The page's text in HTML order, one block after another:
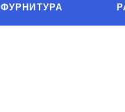
ФУРНИТУРА